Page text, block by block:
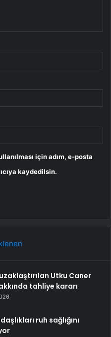
için adım, e-posta
kaydedilsin.
Utku Caner
tahliye kararı
ruh sağlığını